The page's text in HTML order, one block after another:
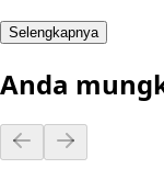
Selengkapnya
Anda